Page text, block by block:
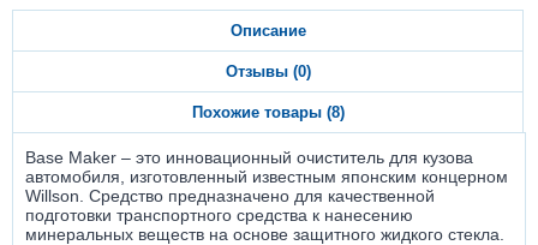
Описание
Отзывы (0)
Похожие товары (8)
Base Maker – это инновационный очиститель для кузова
автомобиля, изготовленный известным японским концерном
Willson. Средство предназначено для качественной
подготовки транспортного средства к нанесению
минеральных веществ на основе защитного жидкого стекла.